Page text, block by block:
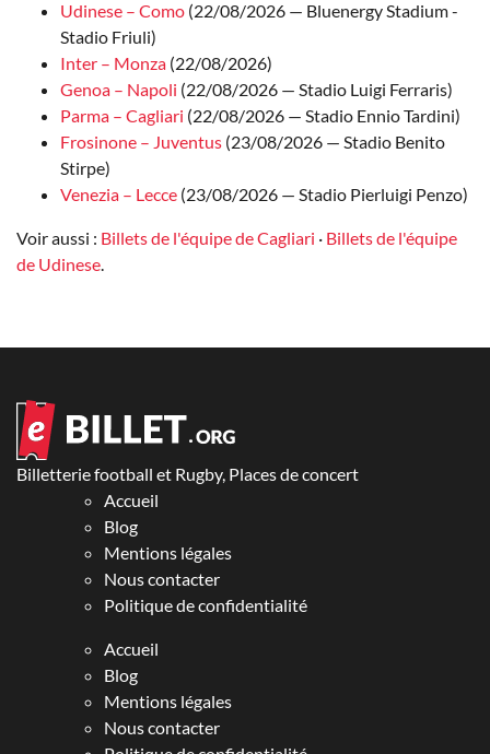
Udinese – Como (22/08/2026 — Bluenergy Stadium -
Stadio Friuli)
Inter – Monza (22/08/2026)
Genoa – Napoli (22/08/2026 — Stadio Luigi Ferraris)
Parma – Cagliari (22/08/2026 — Stadio Ennio Tardini)
Frosinone – Juventus (23/08/2026 — Stadio Benito
Stirpe)
Venezia – Lecce (23/08/2026 — Stadio Pierluigi Penzo)
Voir aussi : Billets de l'équipe de Cagliari · Billets de l'équipe
de Udinese.
Billetterie football et Rugby, Places de concert
Accueil
Blog
Mentions légales
Nous contacter
Politique de confidentialité
Accueil
Blog
Mentions légales
Nous contacter